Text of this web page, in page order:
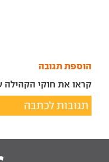
הוספת תגובה
קראו את חוקי הקהילה
תגובות לכתבה